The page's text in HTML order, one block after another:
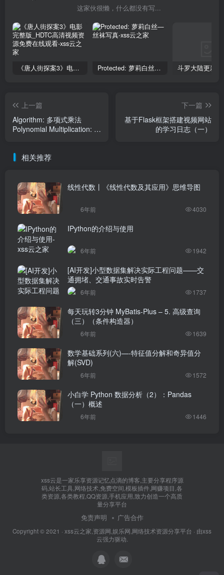
这家伙很懒，什么都没有写...
《唐人街探案3》电影完整版_HDTC高清视频资源免费在线观看 Protected: 萝莉白丝—丝袜写真
上一篇
Algorithm: 多项式乘法
Polynomial Multiplication: 快
下一篇
基于Flask框架搭建视频网站
的学习日志（一）
相关推荐
线性代数丨《线性代数及其应用》思维导图
6年前 4030
IPython的介绍与使用
6年前 1942
[AI开发]小型数据集解决实际工程问题——交
通拥堵、交通事故实时告警
6年前 1737
每天玩转3分钟 MyBatis-Plus – 5. 高级查询
（三）（条件构造器）
6年前 1639
数学基础系列(六)—-特征值分解和奇异值分
解(SVD)
6年前 1572
小白学 Python 数据分析（2）：Pandas
（一）概述
6年前 1446
码,站长工具,网络技术,免费空间,模板插件,网赚项目,各
类资源,各类教程,QQ资源,手机应用,致力创造一个高质
量分享平台
免责声明 广告合作
xss云之家,资源网,娱乐网,网络技术资源分享平台
云强力驱动.